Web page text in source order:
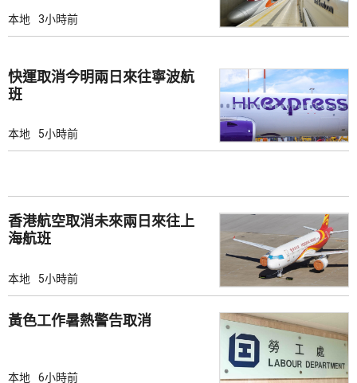
本地 3小時前
快運取消今明兩日來往寧波航
班
本地 5小時前
香港航空取消未來兩日來往上
海航班
本地 5小時前
黃色工作暑熱警告取消
本地 6小時前